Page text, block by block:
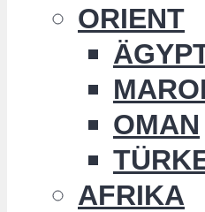
ORIENT
OMAN
AFRIKA